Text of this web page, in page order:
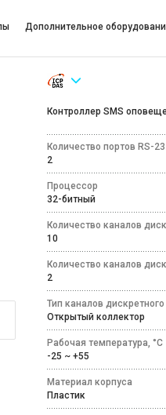
Дополнительное
Контроллер SMS
Количество портов RS-
2
Процессор
32-битный
Количество каналов
10
Количество каналов
2
Тип каналов
Открытый коллектор
Рабочая температура, °C
-25 ~ +55
Материал корпуса
Пластик